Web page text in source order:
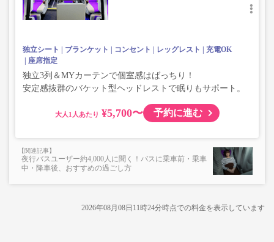
独立シート ブランケット コンセント レッグレスト
充電OK
座席指定
独立3列＆MYカーテンで個室感はばっちり！
安定感抜群のバケット型ヘッドレストで眠りもサポート。
大人 ¥5,700〜 予約に進む
夜行バスユーザー約4,000人に聞く！バスに乗車前・乗車
中・降車後、おすすめの過ごし方
2026年08月08日11時24分時点での料金を表示しています